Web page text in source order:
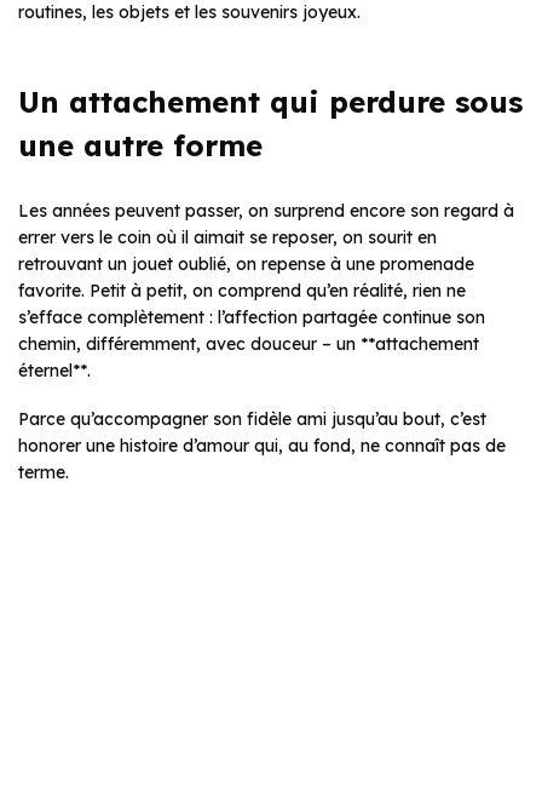
routines, les objets et les souvenirs joyeux.
Un attachement qui perdure sous
une autre forme
Les années peuvent passer, on surprend encore son regard à
errer vers le coin où il aimait se reposer, on sourit en
retrouvant un jouet oublié, on repense à une promenade
favorite. Petit à petit, on comprend qu’en réalité, rien ne
s’efface complètement : l’affection partagée continue son
chemin, différemment, avec douceur – un **attachement
éternel**.
Parce qu’accompagner son fidèle ami jusqu’au bout, c’est
honorer une histoire d’amour qui, au fond, ne connaît pas de
terme.